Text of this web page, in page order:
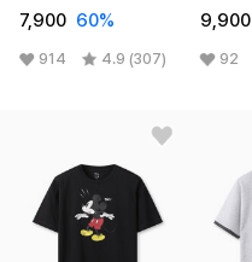
7,900 60%
914 4.9 (307)
9,900
92